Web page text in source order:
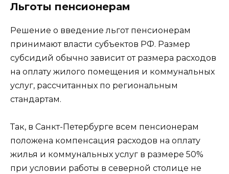
Льготы пенсионерам
Решение о введение льгот пенсионерам
принимают власти субъектов РФ. Размер
субсидий обычно зависит от размера расходов
на оплату жилого помещения и коммунальных
услуг, рассчитанных по региональным
стандартам.
Так, в Санкт-Петербурге всем пенсионерам
положена компенсация расходов на оплату
жилья и коммунальных услуг в размере 50%
при условии работы в северной столице не